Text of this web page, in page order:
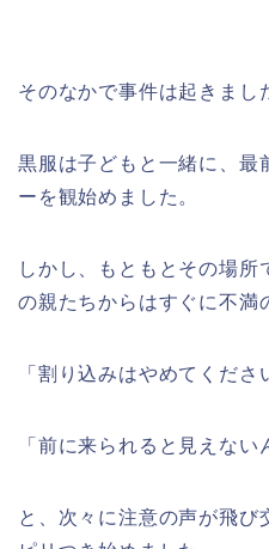
そのなかで事件は起きまし
黒服は子どもと一緒に、最
ーを観始めました。
しかし、もともとその場所
の親たちからはすぐに不満
「割り込みはやめてくださ
「前に来られると見えない
と、次々に注意の声が飛び